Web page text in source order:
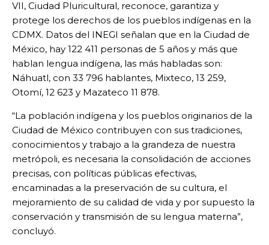
VII, Ciudad Pluricultural, reconoce, garantiza y
protege los derechos de los pueblos indígenas en la
CDMX. Datos del INEGI señalan que en la Ciudad de
México, hay 122 411 personas de 5 años y más que
hablan lengua indígena, las más habladas son:
Náhuatl, con 33 796 hablantes, Mixteco, 13 259,
Otomí, 12 623 y Mazateco 11 878.
“La población indígena y los pueblos originarios de la
Ciudad de México contribuyen con sus tradiciones,
conocimientos y trabajo a la grandeza de nuestra
metrópoli, es necesaria la consolidación de acciones
precisas, con políticas públicas efectivas,
encaminadas a la preservación de su cultura, el
mejoramiento de su calidad de vida y por supuesto la
conservación y transmisión de su lengua materna”,
concluyó.